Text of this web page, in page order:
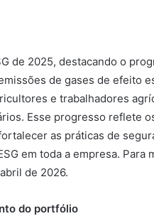
de 2025, destacando o
de gases de efeito
e trabalhadores
Esse progresso reflete
as práticas de
em toda a empresa. Para
de 2026.
do portfólio